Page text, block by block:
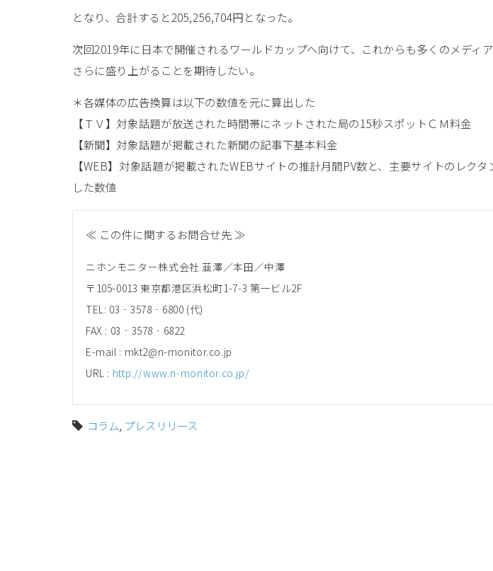
となり、合計すると205,256,704円となった。
次回2019年に日本で開催されるワールドカップへ向けて、これからも多くのメディ
さらに盛り上がることを期待したい。
＊各媒体の広告換算は以下の数値を元に算出した
【ＴＶ】対象話題が放送された時間帯にネットされた局の15秒スポットＣＭ料金
【新聞】対象話題が掲載された新聞の記事下基本料金
【WEB】対象話題が掲載されたWEBサイトの推計月間PV数と、主要サイトのレク
した数値
≪ この件に関するお問合せ先 ≫
ニホンモニター株式会社 韮澤／本田／中澤
〒105-0013 東京都港区浜松町1-7-3 第一ビル2F
TEL: 03‐3578‐6800 (代)
FAX : 03‐3578‐6822
E-mail : mkt2@n-monitor.co.jp
URL : http://www.n-monitor.co.jp/
コラム, プレスリリース